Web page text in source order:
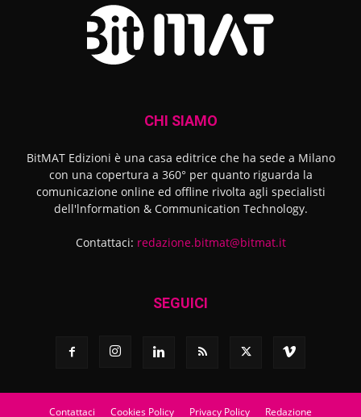
CHI SIAMO
BitMAT Edizioni è una casa editrice che ha sede a Milano
con una copertura a 360° per quanto riguarda la
comunicazione online ed offline rivolta agli specialisti
dell'lnformation & Communication Technology.
Contattaci: redazione.bitmat@bitmat.it
SEGUICI
Contattaci Cookies Policy Privacy Policy Redazione